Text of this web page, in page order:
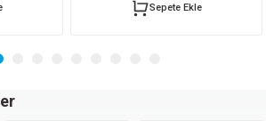
Sepete Ekle